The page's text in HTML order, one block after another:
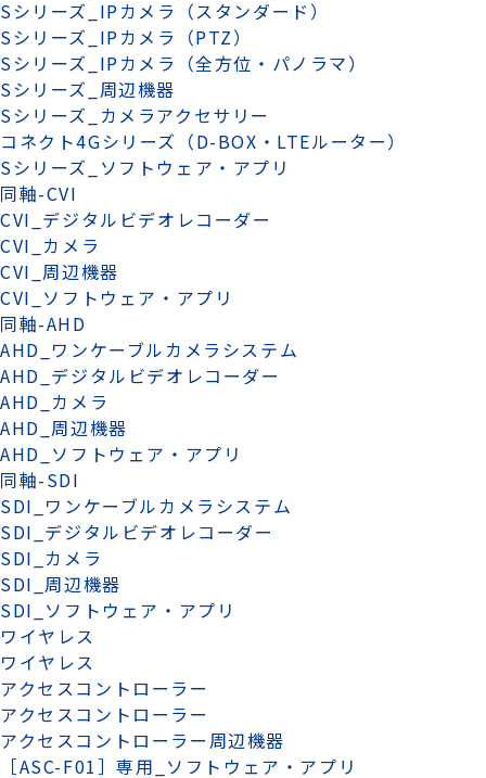
Sシリーズ_IPカメラ（スタンダード）
Sシリーズ_IPカメラ（PTZ）
Sシリーズ_IPカメラ（全方位・パノラマ）
Sシリーズ_周辺機器
Sシリーズ_カメラアクセサリー
コネクト4Gシリーズ（D-BOX・LTEルーター）
Sシリーズ_ソフトウェア・アプリ
同軸-CVI
CVI_デジタルビデオレコーダー
CVI_カメラ
CVI_周辺機器
CVI_ソフトウェア・アプリ
同軸-AHD
AHD_ワンケーブルカメラシステム
AHD_デジタルビデオレコーダー
AHD_カメラ
AHD_周辺機器
AHD_ソフトウェア・アプリ
同軸-SDI
SDI_ワンケーブルカメラシステム
SDI_デジタルビデオレコーダー
SDI_カメラ
SDI_周辺機器
SDI_ソフトウェア・アプリ
ワイヤレス
ワイヤレス
アクセスコントローラー
アクセスコントローラー
アクセスコントローラー周辺機器
［ASC-F01］専用_ソフトウェア・アプリ